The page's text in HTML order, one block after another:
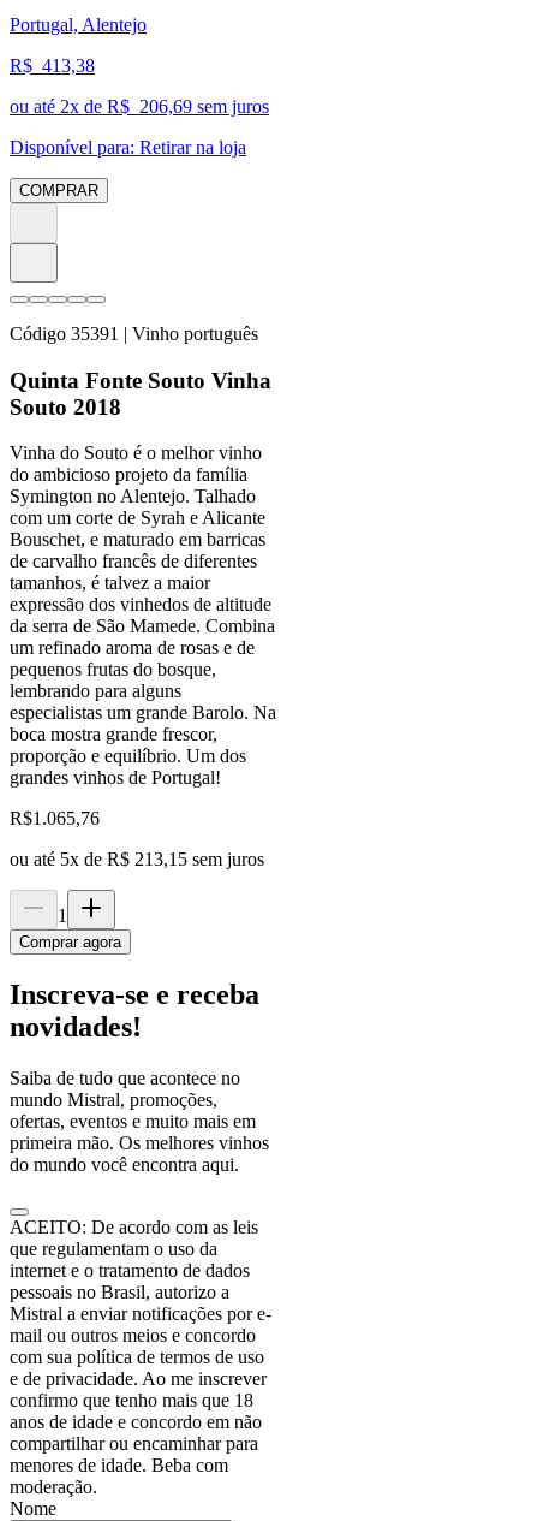
Portugal, Alentejo
R$ 413,38
ou até 2x de R$ 206,69 sem juros
Disponível para: Retirar na loja
COMPRAR
Código 35391 | Vinho português
Quinta Fonte Souto Vinha
Souto 2018
Vinha do Souto é o melhor vinho
do ambicioso projeto da família
Symington no Alentejo. Talhado
com um corte de Syrah e Alicante
Bouschet, e maturado em barricas
de carvalho francês de diferentes
tamanhos, é talvez a maior
expressão dos vinhedos de altitude
da serra de São Mamede. Combina
um refinado aroma de rosas e de
pequenos frutas do bosque,
lembrando para alguns
especialistas um grande Barolo. Na
boca mostra grande frescor,
proporção e equilíbrio. Um dos
grandes vinhos de Portugal!
R$1.065,76
ou até 5x de R$ 213,15 sem juros
1
Comprar agora
Inscreva-se e receba
novidades!
Saiba de tudo que acontece no
mundo Mistral, promoções,
ofertas, eventos e muito mais em
primeira mão. Os melhores vinhos
do mundo você encontra aqui.
ACEITO: De acordo com as leis
que regulamentam o uso da
internet e o tratamento de dados
pessoais no Brasil, autorizo a
Mistral a enviar notificações por e-
mail ou outros meios e concordo
com sua política de termos de uso
e de privacidade. Ao me inscrever
confirmo que tenho mais que 18
anos de idade e concordo em não
compartilhar ou encaminhar para
menores de idade. Beba com
moderação.
Nome